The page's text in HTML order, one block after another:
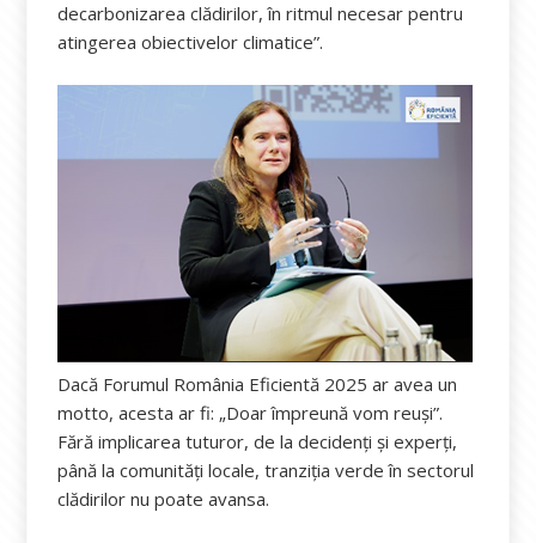
decarbonizarea clădirilor, în ritmul necesar pentru
atingerea obiectivelor climatice”.
Dacă Forumul România Eficientă 2025 ar avea un
motto, acesta ar fi: „Doar împreună vom reuși”.
Fără implicarea tuturor, de la decidenți și experți,
până la comunități locale, tranziția verde în sectorul
clădirilor nu poate avansa.